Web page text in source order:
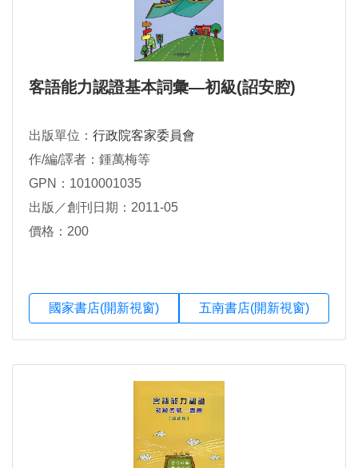
客語能力認證基本詞彙―初級(詔安腔)
出版單位： 行政院客家委員會
作/編/譯者：鍾萬梅等
GPN：1010001035
出版／創刊日期：2011-05
價格：200
國家書店(開新視窗) 五南書店(開新視窗)